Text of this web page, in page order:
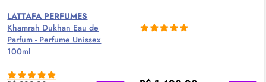
LATTAFA PERFUMES
Khamrah Dukhan Eau de
Parfum - Perfume Unissex
100ml